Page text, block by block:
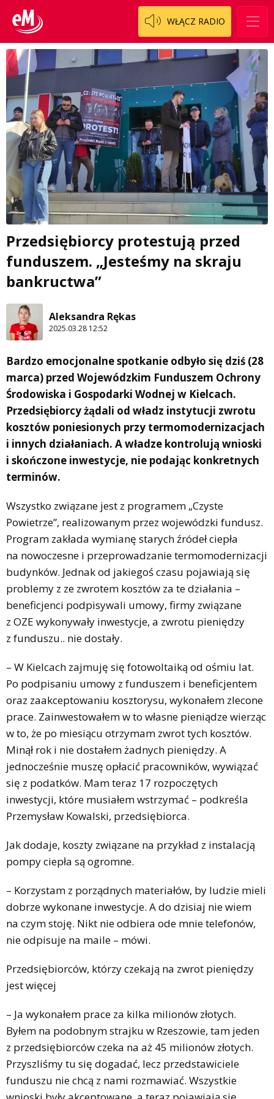
WŁĄCZ RADIO
Przedsiębiorcy protestują przed
funduszem. „Jesteśmy na skraju
bankructwa”
Aleksandra Rękas
2025.03.28 12:52
Bardzo emocjonalne spotkanie odbyło się dziś (28
marca) przed Wojewódzkim Funduszem Ochrony
Środowiska i Gospodarki Wodnej w Kielcach.
Przedsiębiorcy żądali od władz instytucji zwrotu
kosztów poniesionych przy termomodernizacjach
i innych działaniach. A władze kontrolują wnioski
i skończone inwestycje, nie podając konkretnych
terminów.
Wszystko związane jest z programem „Czyste
Powietrze”, realizowanym przez wojewódzki fundusz.
Program zakłada wymianę starych źródeł ciepła
na nowoczesne i przeprowadzanie termomodernizacji
budynków. Jednak od jakiegoś czasu pojawiają się
problemy z ze zwrotem kosztów za te działania –
beneficjenci podpisywali umowy, firmy związane
z OZE wykonywały inwestycje, a zwrotu pieniędzy
z funduszu.. nie dostały.
– W Kielcach zajmuję się fotowoltaiką od ośmiu lat.
Po podpisaniu umowy z funduszem i beneficjentem
oraz zaakceptowaniu kosztorysu, wykonałem zlecone
prace. Zainwestowałem w to własne pieniądze wierząc
w to, że po miesiącu otrzymam zwrot tych kosztów.
Minął rok i nie dostałem żadnych pieniędzy. A
jednocześnie muszę opłacić pracowników, wywiązać
się z podatków. Mam teraz 17 rozpoczętych
inwestycji, które musiałem wstrzymać – podkreśla
Przemysław Kowalski, przedsiębiorca.
Jak dodaje, koszty związane na przykład z instalacją
pompy ciepła są ogromne.
– Korzystam z porządnych materiałów, by ludzie mieli
dobrze wykonane inwestycje. A do dzisiaj nie wiem
na czym stoję. Nikt nie odbiera ode mnie telefonów,
nie odpisuje na maile – mówi.
Przedsiębiorców, którzy czekają na zwrot pieniędzy
jest więcej
– Ja wykonałem prace za kilka milionów złotych.
Byłem na podobnym strajku w Rzeszowie, tam jeden
z przedsiębiorców czeka na aż 45 milionów złotych.
Przyszliśmy tu się dogadać, lecz przedstawiciele
funduszu nie chcą z nami rozmawiać. Wszystkie